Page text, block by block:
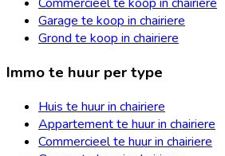
Garage te koop in chairiere
Grond te koop in chairiere
Immo te huur per type
Huis te huur in chairiere
Appartement te huur in chairiere
Commercieel te huur in chairiere